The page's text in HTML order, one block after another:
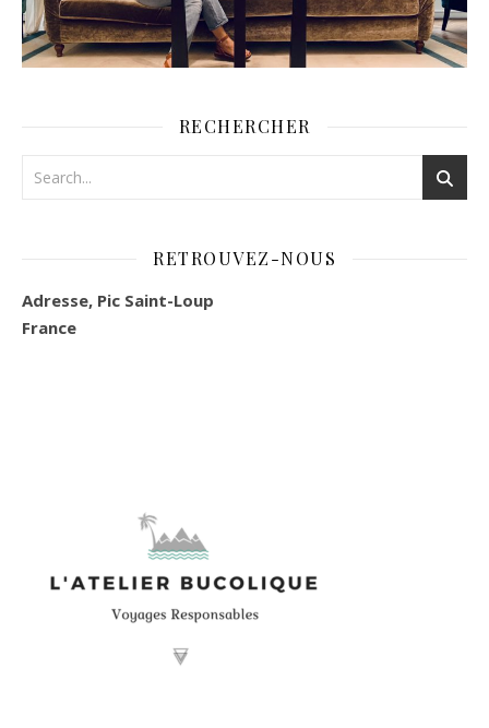
RECHERCHER
RETROUVEZ-NOUS
Adresse, Pic Saint-Loup
France